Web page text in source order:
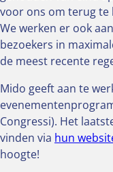
voor ons om terug te
We werken er ook
bezoekers in
de meest recente
Mido geeft aan te
Congressi). Het
vinden via hun
hoogte!